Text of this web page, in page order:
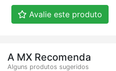
Avalie este produto
A MX Recomenda
Alguns produtos sugeridos